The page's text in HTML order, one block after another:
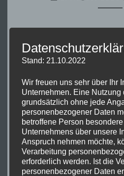
Stammgäste auf dem
Aber das ist nicht einfach
Rahmenprogramm gehört
Schützenfest zu den Großen
Nach einem Unwetter und der
hatten wir dieses Jahr mehr
alles wie geschmiert: Das
unsere Livemusik sorgte für
Altersklassen. Im
Stand: 21.10.2022
Wir freuen uns sehr über Ihr
Unternehmen. Eine Nutzung
grundsätzlich ohne jede
personenbezogener Daten
betroffene Person
Unternehmens über unsere
Anspruch nehmen möchte,
Verarbeitung
erforderlich werden. Ist die
personenbezogener Daten